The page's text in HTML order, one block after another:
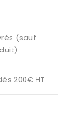
(sauf
200€ HT